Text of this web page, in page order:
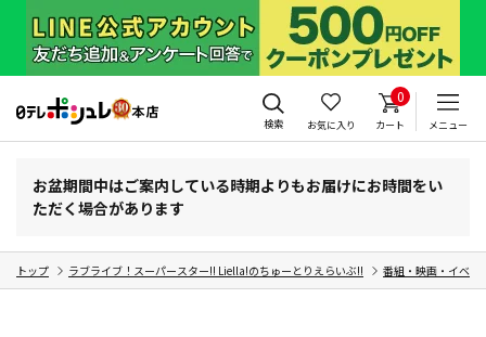
検索 お気に入り
0
カート メニュー
お盆期間中はご案内している時期よりもお届けにお時間をい
ただく場合があります
トップ ラブライブ！スーパースター!! Liella!のちゅーとりえらいぶ!! 番組・映画・イベン